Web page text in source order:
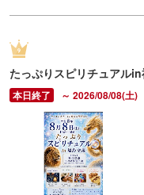
たっぷりスピリチュアル
～ 2026/08/08(土)